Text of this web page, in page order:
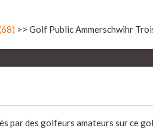
>> Golf Public Ammerschwihr
par des golfeurs amateurs sur ce